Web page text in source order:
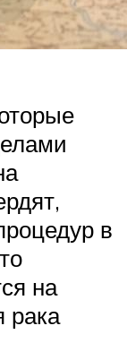
в
на
рака